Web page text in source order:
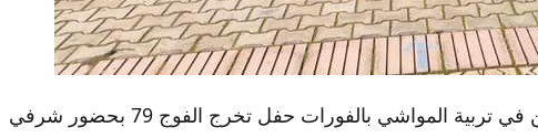
نظم المعهد الملكي للتقنيين المتخصصين في تربية المواشي بالفورات حفل تخرج الفوج 79 بحضور شرفي